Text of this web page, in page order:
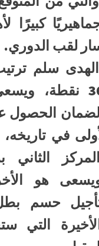
كبيرًا
لقب الدوري.
سلم
برصيد 36 نقطة،
لضمان الحصول
في
هو
حسم
التي